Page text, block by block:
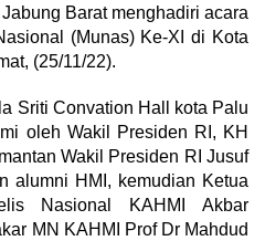
Barat menghadiri acara
(Munas) Ke-XI di Kota
(25/11/22).
Sriti Convation Hall kota Palu
oleh Wakil Presiden RI, KH
Wakil Presiden RI Jusuf
alumni HMI, kemudian Ketua
Nasional KAHMI Akbar
MN KAHMI Prof Dr Mahdud